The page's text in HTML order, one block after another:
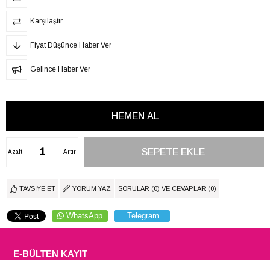
Karşılaştır
Fiyat Düşünce Haber Ver
Gelince Haber Ver
Artır
Azalt
TAVSIYE ET YORUM YAZ SORULAR (0) VE CEVAPLAR (0)
WhatsApp Telegram
E-BÜLTEN KAYIT